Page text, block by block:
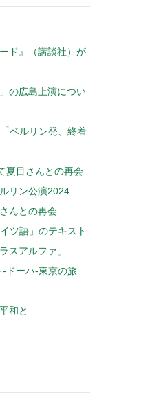
ド』（講談社）が
の広島上演につい
ベルリン発、終着
夏目さんとの再会
リン公演2024
んとの再会
ツ語」のテキスト
スアルファ」
ドーハ-東京の旅
和と